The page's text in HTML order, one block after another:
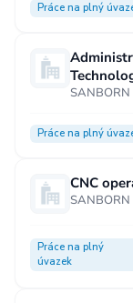
Práce na plný
SANBORN
Práce na plný
CNC
SANBORN
Práce na plný
úvazek
Odborné
Vyšší odborné
MBA, MBT,